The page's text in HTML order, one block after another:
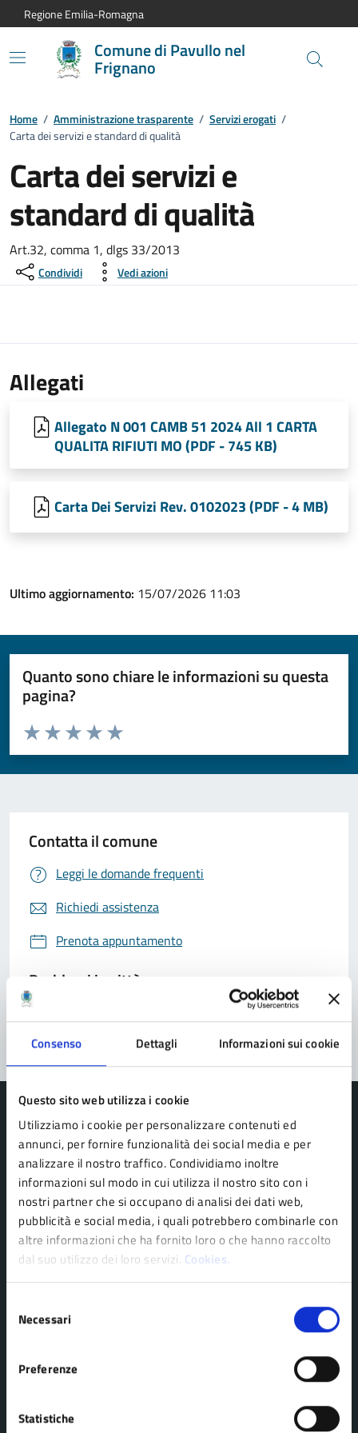
Consenso Dettagli Informazioni sui cookie
Questo sito web utilizza i cookie
Utilizziamo i cookie per personalizzare contenuti ed
annunci, per fornire funzionalità dei social media e per
analizzare il nostro traffico. Condividiamo inoltre
informazioni sul modo in cui utilizza il nostro sito con i
nostri partner che si occupano di analisi dei dati web,
pubblicità e social media, i quali potrebbero combinarle con
altre informazioni che ha fornito loro o che hanno raccolto
dal suo utilizzo dei loro servizi. Cookies.
delNecessari
Preferenze
Statistiche
Vai al contenuto principale
Vai alla navigazione del sito
Vai al piede di pagina
Regione Emilia-Romagna
Comune di Pavullo nel
Frignano
Home / Amministrazione trasparente / Servizi erogati /
Carta dei servizi e standard di qualità
Carta dei servizi e
standard di qualità
Art.32, comma 1, dlgs 33/2013
Condividi Vedi azioni
Allegati
Allegato N 001 CAMB 51 2024 All 1 CARTA
QUALITA RIFIUTI MO (PDF - 745 KB)
Carta Dei Servizi Rev. 0102023 (PDF - 4 MB)
Ultimo aggiornamento: 15/07/2026 11:03
Quanto sono chiare le informazioni su questa
pagina?
Valuta da 1 a 5 stelle la pagina
Valuta 5 stelle su 5
Valuta 4 stelle su 5
Valuta 3 stelle su 5
Valuta 2 stelle su 5
Valuta 1 stelle su 5
Contatta il comune
Leggi le domande frequenti
Richiedi assistenza
Prenota appuntamento
Problemi in città
Comune di Pavullo nel Frignano
AMMINISTRAZIONE
Organi di governo
Personale amministrativo
Enti e fondazioni
Aree amministrative